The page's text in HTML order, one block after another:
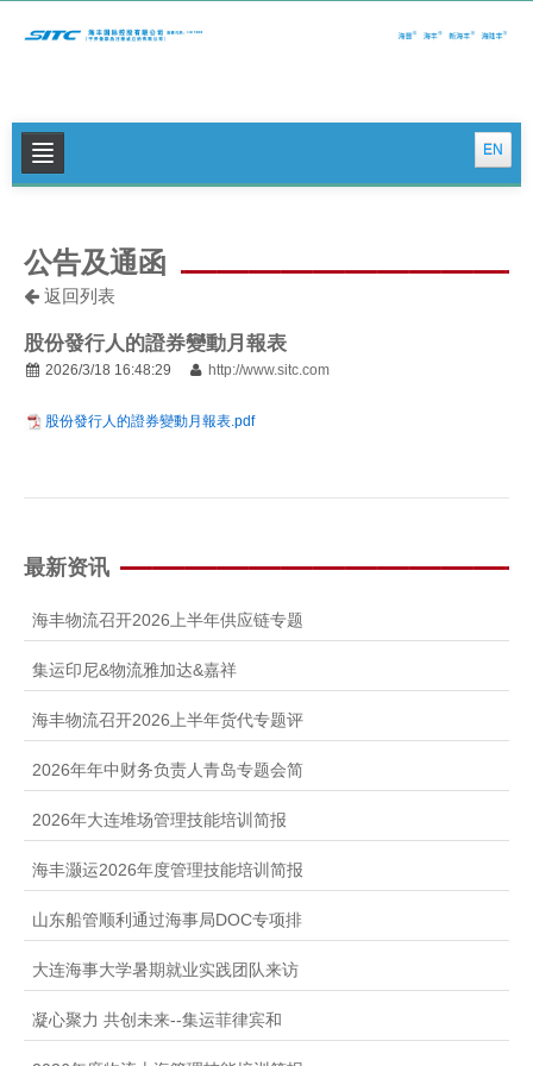
EN
公司新闻
集运特色服务
物流特色服务
联系我们
公告及通函
返回列表
股份發行人的證券變動月報表
2026/3/18 16:48:29 http://www.sitc.com
股份發行人的證券變動月報表.pdf
最新资讯
海丰物流召开2026上半年供应链专题
集运印尼&物流雅加达&嘉祥
海丰物流召开2026上半年货代专题评
2026年年中财务负责人青岛专题会简
2026年大连堆场管理技能培训简报
海丰灏运2026年度管理技能培训简报
山东船管顺利通过海事局DOC专项排
大连海事大学暑期就业实践团队来访
凝心聚力 共创未来--集运菲律宾和